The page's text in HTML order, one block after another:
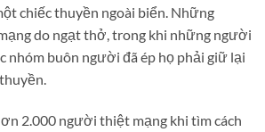
chiếc thuyền ngoài biển. Những
do ngạt thở, trong khi những người
nhóm buôn người đã ép họ phải giữ lại
2.000 người thiệt mạng khi tìm cách